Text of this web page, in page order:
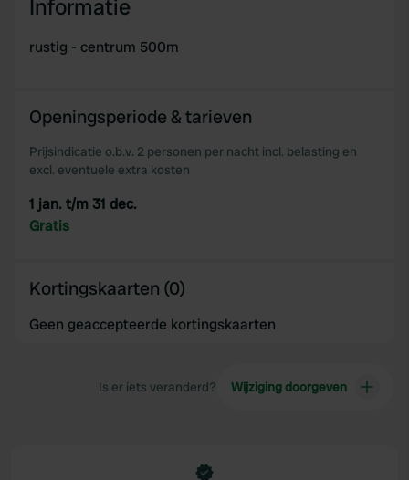
Informatie
rustig - centrum 500m
Openingsperiode & tarieven
Prijsindicatie o.b.v. 2 personen per nacht incl. belasting en
excl. eventuele extra kosten
1 jan. t/m 31 dec.
Gratis
Kortingskaarten (0)
Geen geaccepteerde kortingskaarten
Is er iets veranderd? Wijziging doorgeven